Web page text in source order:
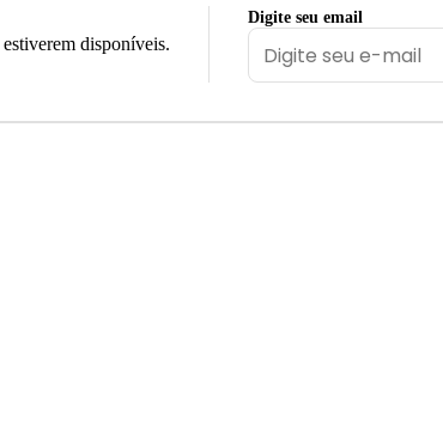
estiverem disponíveis.
Digite seu email